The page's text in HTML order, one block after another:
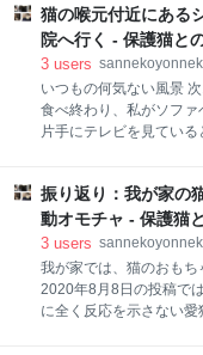
四猫になって、このよ
際のご飯テーブル たか
このようなご飯テーブル
時系列形式で、投稿し
連の事については以下で
間の経過観察、確定診
2021/09/21 7時前 私が
出勤前には、 長ニャン
今日も大変だろうけど
こんな会話をして、家
猫の喉元付近にある
院へ行く - 保護猫と
3 users
いつもの何気ない風景
食べ終わり、私がソフ
片手にテレビを見てい
ビのチビとたかんぼは
はなく、どちらかがやっ
に見ている、それが日常
ン坊チビは、身体を擦り
がわかっていなくて、や
してきたので、妻に 私
振り返り：我が家の
動オモチャ - 保護猫
3 users
我が家では、猫のおもち
2020年8月8日の投稿で
に全く反応を示さない